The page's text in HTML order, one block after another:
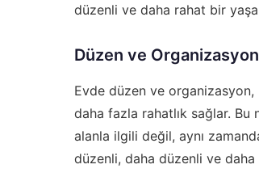
düzenli ve daha rahat bir
Düzen ve
Evde düzen ve organizasyon,
daha fazla rahatlık sağlar.
alanla ilgili değil, aynı
düzenli, daha düzenli ve